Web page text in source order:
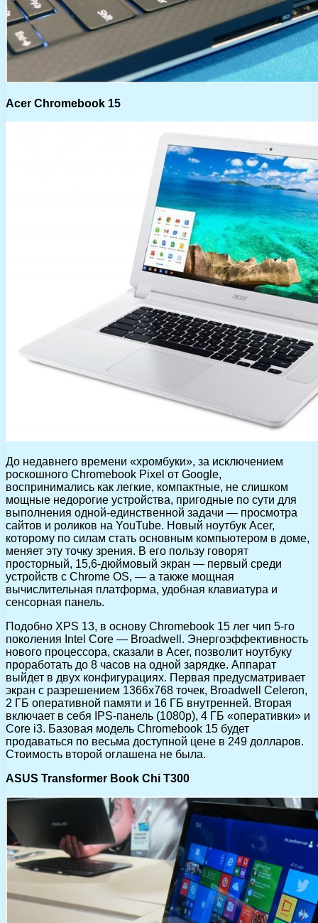
Acer Chromebook 15
До недавнего времени «хромбуки», за исключением
роскошного Chromebook Pixel от Google,
воспринимались как легкие, компактные, не слишком
мощные недорогие устройства, пригодные по сути для
выполнения одной-единственной задачи — просмотра
сайтов и роликов на YouTube. Новый ноутбук Acer,
которому по силам стать основным компьютером в доме,
меняет эту точку зрения. В его пользу говорят
просторный, 15,6-дюймовый экран — первый среди
устройств с Chrome OS, — а также мощная
вычислительная платформа, удобная клавиатура и
сенсорная панель.
Подобно XPS 13, в основу Chromebook 15 лег чип 5-го
поколения Intel Core — Broadwell. Энергоэффективность
нового процессора, сказали в Acer, позволит ноутбуку
проработать до 8 часов на одной зарядке. Аппарат
выйдет в двух конфигурациях. Первая предусматривает
экран с разрешением 1366х768 точек, Broadwell Celeron,
2 ГБ оперативной памяти и 16 ГБ внутренней. Вторая
включает в себя IPS-панель (1080р), 4 ГБ «оперативки» и
Core i3. Базовая модель Chromebook 15 будет
продаваться по весьма доступной цене в 249 долларов.
Стоимость второй оглашена не была.
ASUS Transformer Book Chi T300